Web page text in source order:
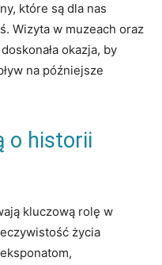
które są dla nas
Wizyta w muzeach oraz
okazja, by
na późniejsze
o historii
kluczową rolę w
życia